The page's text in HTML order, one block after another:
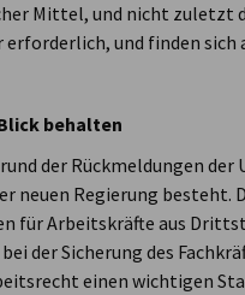
Mittel, und nicht zuletzt
und finden sich
behalten
der Rückmeldungen
neuen Regierung besteht.
für Arbeitskräfte aus
der Sicherung des
einen wichtigen